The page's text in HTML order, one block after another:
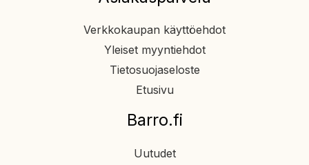
Verkkokaupan käyttöehdot
Yleiset myyntiehdot
Tietosuojaseloste
Etusivu
Barro.fi
Uutudet